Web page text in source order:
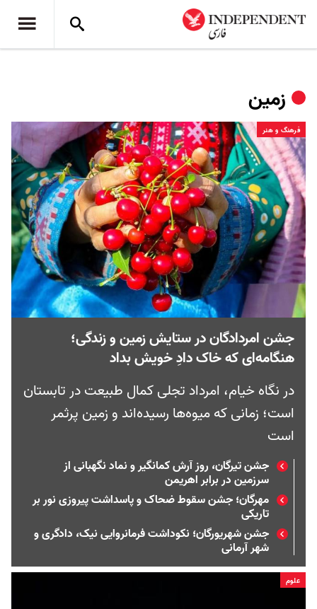
زمین
فرهنگ و هنر
جشن امردادگان در ستایش زمین و زندگی؛
هنگامه‌ای که خاک دادِ خویش بداد
در نگاه خیام، امرداد تجلی کمال طبیعت در تابستان
است؛ زمانی که میوه‌ها رسیده‌اند و زمین پرثمر
است
جشن تیرگان، روز آرش کمانگیر و نماد نگهبانی از
سرزمین در برابر اهریمن
مهرگان؛ جشن سقوط ضحاک و پاسداشت پیروزی نور بر
تاریکی
جشن شهریورگان؛ نکوداشت فرمانروایی نیک، دادگری و
شهر آرمانی
علوم